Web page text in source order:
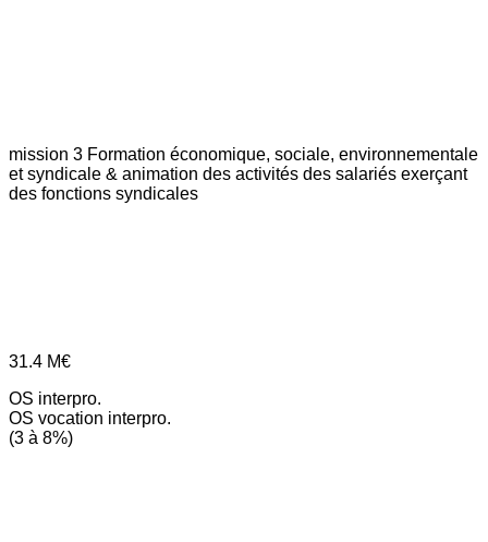
mission 3 Formation économique, sociale, environnementale
et syndicale & animation des activités des salariés exerçant
des fonctions syndicales
31.4 M€
OS interpro.
OS vocation interpro.
(3 à 8%)